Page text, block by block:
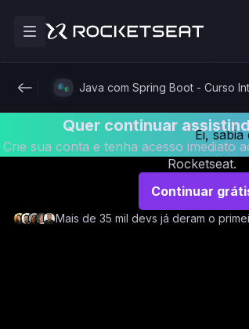
Java com Spring Boot - Curso
Ei,
Quer continuar
Crie sua conta e tenha acesso imediato
Rocketseat.
Continuar
Mais de 35 mil devs já deram o